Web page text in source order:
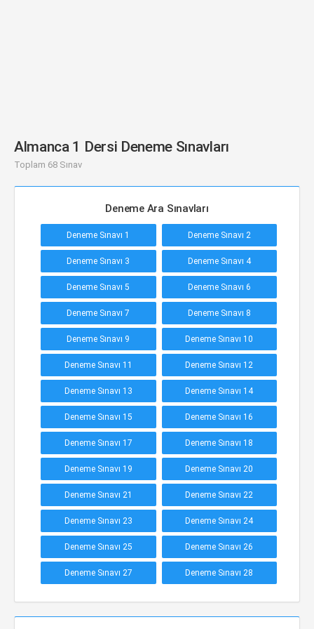
Almanca 1 Dersi Deneme Sınavları
Toplam 68 Sınav
Deneme Ara Sınavları
Deneme Sınavı 1 Deneme Sınavı 2
Deneme Sınavı 3 Deneme Sınavı 4
Deneme Sınavı 5 Deneme Sınavı 6
Deneme Sınavı 7 Deneme Sınavı 8
Deneme Sınavı 9 Deneme Sınavı 10
Deneme Sınavı 11 Deneme Sınavı 12
Deneme Sınavı 13 Deneme Sınavı 14
Deneme Sınavı 15 Deneme Sınavı 16
Deneme Sınavı 17 Deneme Sınavı 18
Deneme Sınavı 19 Deneme Sınavı 20
Deneme Sınavı 21 Deneme Sınavı 22
Deneme Sınavı 23 Deneme Sınavı 24
Deneme Sınavı 25 Deneme Sınavı 26
Deneme Sınavı 27 Deneme Sınavı 28